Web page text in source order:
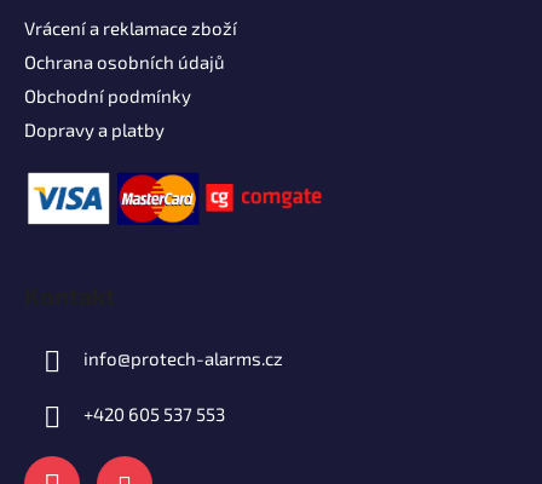
Vrácení a reklamace zboží
Ochrana osobních údajů
Obchodní podmínky
Dopravy a platby
Kontakt
info@protech-alarms.cz
+420 605 537 553